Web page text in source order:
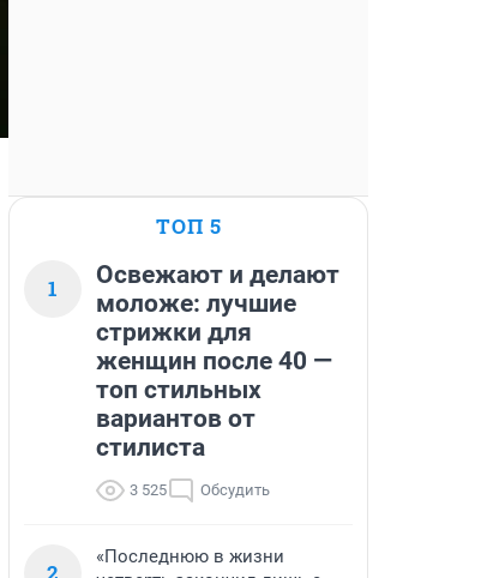
ТОП 5
1
Освежают и делают
моложе: лучшие
стрижки для
женщин после 40 —
топ стильных
вариантов от
стилиста
3 525 Обсудить
«Последнюю в жизни